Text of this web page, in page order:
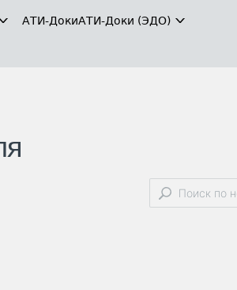
АТИ-ДокиАТИ-Доки (ЭДО)